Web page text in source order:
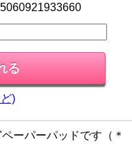
)
ーパーパッドです（＊